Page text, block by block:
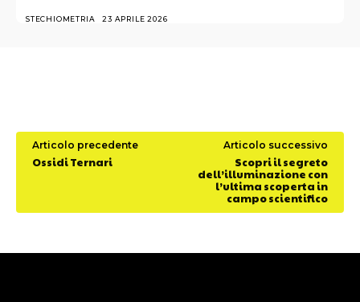
STECHIOMETRIA 23 APRILE 2026
Articolo precedente
Ossidi Ternari
Articolo successivo
Scopri il segreto
dell’illuminazione con
l’ultima scoperta in
campo scientifico